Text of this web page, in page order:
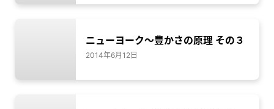
ニューヨーク～豊かさの原理 その３
2014年6月12日